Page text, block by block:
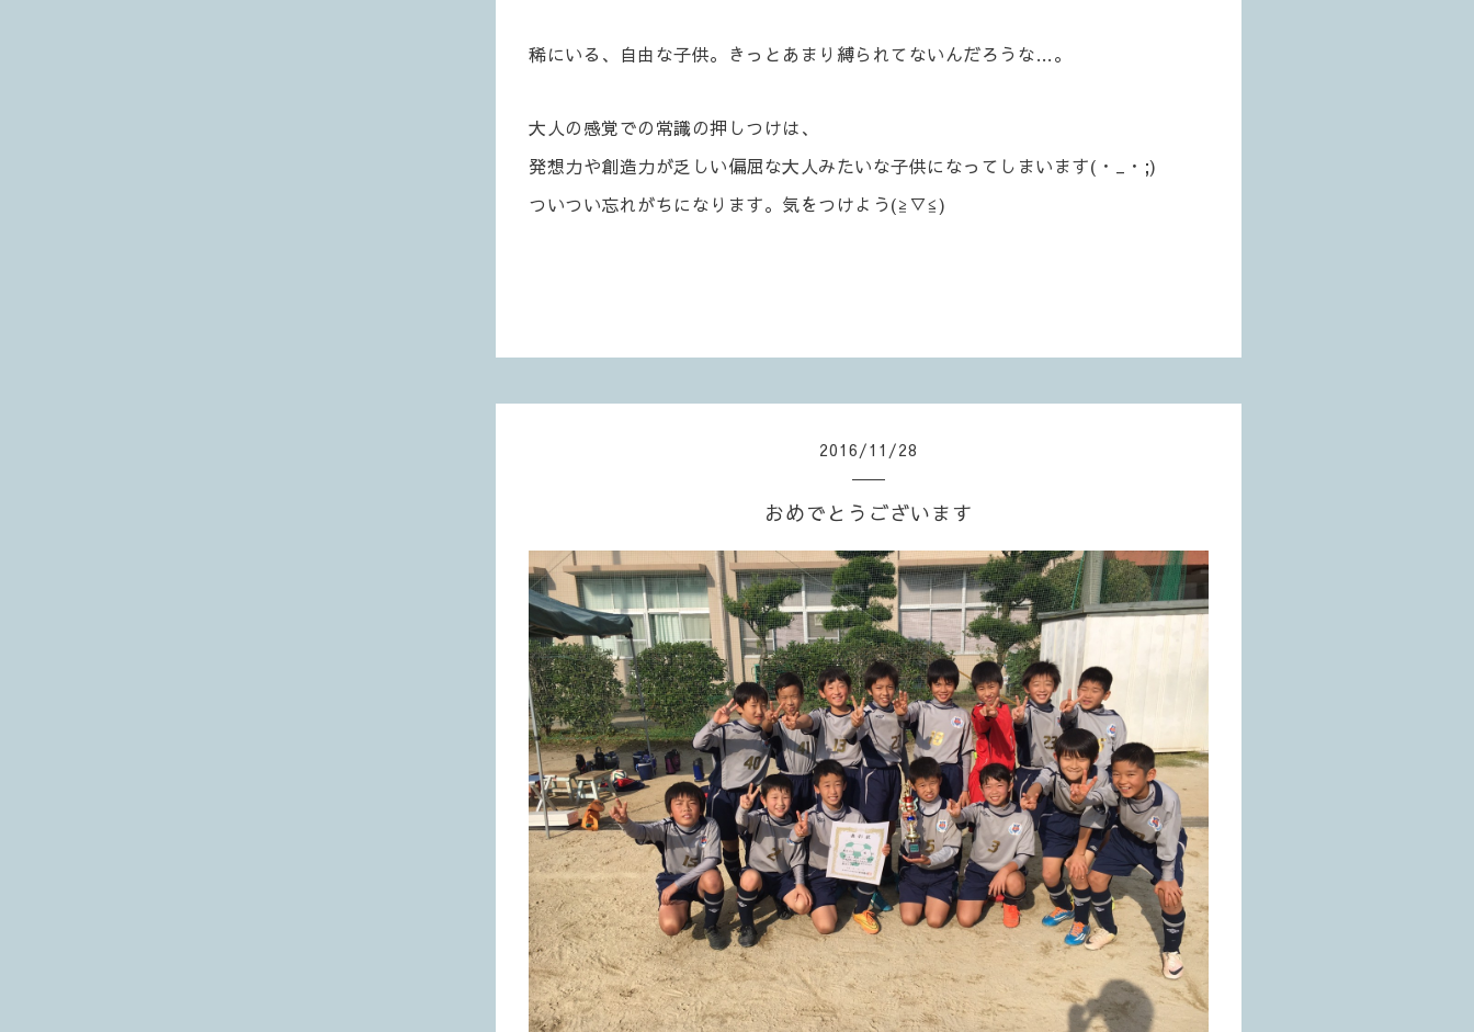
稀にいる、自由な子供。きっとあまり縛られてないんだろうな…。
大人の感覚での常識の押しつけは、
発想力や創造力が乏しい偏屈な大人みたいな子供になってしまいます(・_・;)
ついつい忘れがちになります。気をつけよう(≧▽≦)
2016/11 /28
おめでとうございます